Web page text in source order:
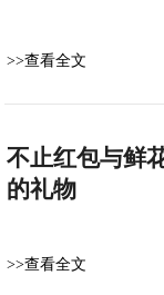
>>查看全文
不止红包与鲜
的礼物
>>查看全文